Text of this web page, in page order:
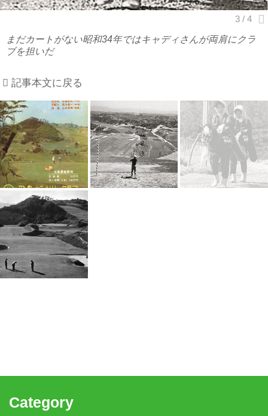
まだカートがない昭和34年ではキャディさんが両肩にクラ
ブを担いだ
記事本文に戻る
Category